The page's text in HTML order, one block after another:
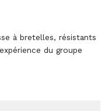
à bretelles, résistants
du groupe